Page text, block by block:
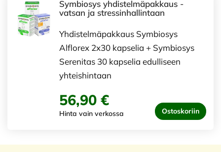
Symbiosys yhdistelmäpakkaus -
vatsan ja stressinhallintaan
Yhdistelmäpakkaus Symbiosys
Alflorex 2x30 kapselia + Symbiosys
Serenitas 30 kapselia edulliseen
yhteishintaan
56,90 €
Hinta vain verkossa Ostoskoriin